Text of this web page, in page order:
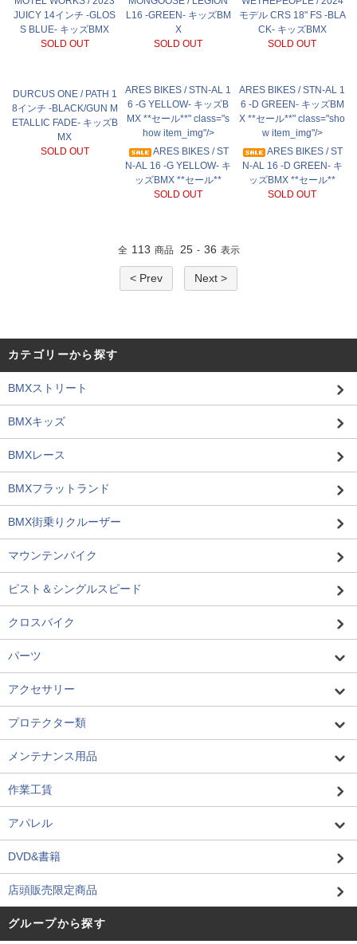
JUICY 14インチ -GLOS
S BLUE- キッズBMX
SOLD OUT
L16 -GREEN- キッズBM
X
SOLD OUT
モデル CRS 18" FS -BLA
CK- キッズBMX
SOLD OUT
DURCUS ONE / PATH 1
8インチ -BLACK/GUN M
ETALLIC FADE- キッズB
MX
SOLD OUT
ARES BIKES / STN-AL 1
6 -G YELLOW- キッズB
MX **セール**" class="s
how item_img"/>
ARES BIKES / ST
N-AL 16 -G YELLOW- キ
ッズBMX **セール**
SOLD OUT
ARES BIKES / STN-AL 1
6 -D GREEN- キッズBM
X **セール**" class="sho
w item_img"/>
ARES BIKES / ST
N-AL 16 -D GREEN- キ
ッズBMX **セール**
SOLD OUT
全 113 商品 25 - 36 表示
< Prev Next >
カテゴリーから探す
BMXストリート
BMXキッズ
BMXレース
BMXフラットランド
BMX街乗りクルーザー
マウンテンバイク
ピスト＆シングルスピード
クロスバイク
パーツ
アクセサリー
プロテクター類
メンテナンス用品
作業工賃
アパレル
DVD&書籍
店頭販売限定商品
グループから探す